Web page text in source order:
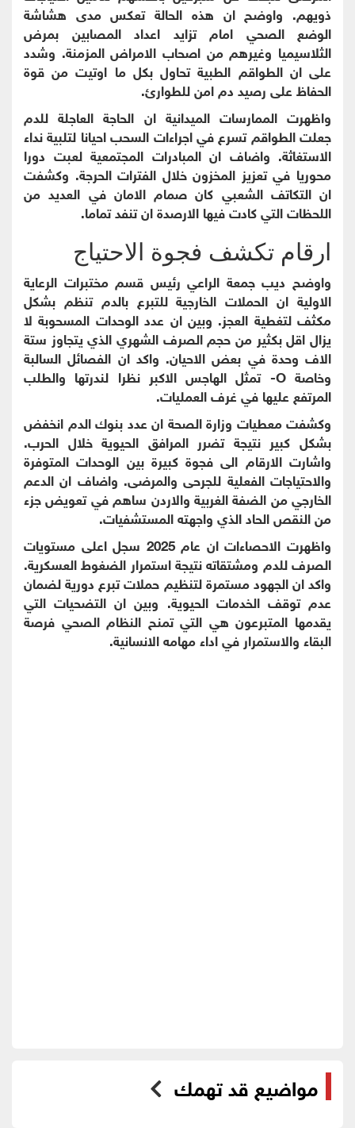
ذويهم. واوضح ان هذه الحالة تعكس مدى هشاشة
الوضع الصحي امام تزايد اعداد المصابين بمرض
الثلاسيميا وغيرهم من اصحاب الامراض المزمنة. وشدد
على ان الطواقم الطبية تحاول بكل ما اوتيت من قوة
الحفاظ على رصيد دم امن للطوارئ.
واظهرت الممارسات الميدانية ان الحاجة العاجلة للدم
جعلت الطواقم تسرع في اجراءات السحب احيانا لتلبية نداء
الاستغاثة. واضاف ان المبادرات المجتمعية لعبت دورا
محوريا في تعزيز المخزون خلال الفترات الحرجة. وكشفت
ان التكاتف الشعبي كان صمام الامان في العديد من
اللحظات التي كادت فيها الارصدة ان تنفد تماما.
ارقام تكشف فجوة الاحتياج
واوضح ديب جمعة الراعي رئيس قسم مختبرات الرعاية
الاولية ان الحملات الخارجية للتبرع بالدم تنظم بشكل
مكثف لتغطية العجز. وبين ان عدد الوحدات المسحوبة لا
يزال اقل بكثير من حجم الصرف الشهري الذي يتجاوز ستة
الاف وحدة في بعض الاحيان. واكد ان الفصائل السالبة
وخاصة O- تمثل الهاجس الاكبر نظرا لندرتها والطلب
المرتفع عليها في غرف العمليات.
وكشفت معطيات وزارة الصحة ان عدد بنوك الدم انخفض
بشكل كبير نتيجة تضرر المرافق الحيوية خلال الحرب.
واشارت الارقام الى فجوة كبيرة بين الوحدات المتوفرة
والاحتياجات الفعلية للجرحى والمرضى. واضاف ان الدعم
الخارجي من الضفة الغربية والاردن ساهم في تعويض جزء
من النقص الحاد الذي واجهته المستشفيات.
واظهرت الاحصاءات ان عام 2025 سجل اعلى مستويات
الصرف للدم ومشتقاته نتيجة استمرار الضغوط العسكرية.
واكد ان الجهود مستمرة لتنظيم حملات تبرع دورية لضمان
عدم توقف الخدمات الحيوية. وبين ان التضحيات التي
يقدمها المتبرعون هي التي تمنح النظام الصحي فرصة
البقاء والاستمرار في اداء مهامه الانسانية.
مواضيع قد تهمك